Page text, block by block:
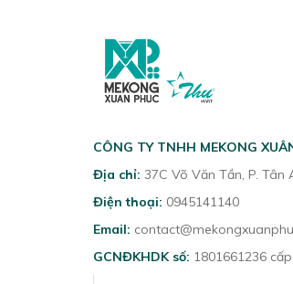
CÔNG TY TNHH MEKONG
Địa chỉ: 37C Võ Văn Tần, P. Tân
Điện thoại: 0945141140
Email:
GCNĐKHDK số: 1801661236